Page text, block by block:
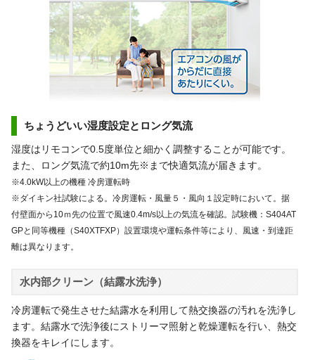
ちょうどいい湿度設定とロング気流
湿度はリモコンで0.5度単位と細かく調整することが可能です。
また、ロング気流で約10m先※まで快適気流が届きます。
※4.0kW以上の機種 冷房運転時
※ダイキン社試験による。冷房運転・風量５・風向１設定時において。据
付壁面から10ｍ先の位置で風速0.4m/s以上の気流を確認。試験機：S404AT
GPと同等機種（S40XTFXP）設置環境や運転条件等により、風速・到達距
離は異なります。
水内部クリーン（結露水洗浄）
冷房運転で発生させた結露水を利用して熱交換器の汚れを洗浄し
ます。結露水で洗浄後にストリーマ照射と乾燥運転を行い、熱交
換器をキレイにします。